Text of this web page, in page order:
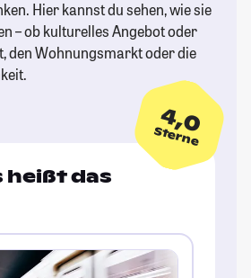
Hier kannst du sehen, wie sie
– ob kulturelles Angebot oder
den Wohnungsmarkt oder die
4,0
Sterne
heißt das